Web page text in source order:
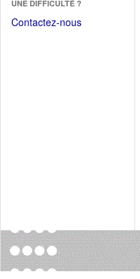
une
nouvelle
UNE DIFFICULTÉ ?
Contactez-nous